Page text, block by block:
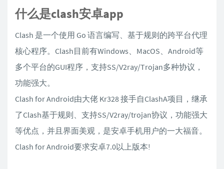
什么是clash安卓app
Clash 是一个使用 Go 语言编写、基于规则的跨平台代理
核心程序。Clash目前有Windows、MacOS、Android等
多个平台的GUI程序，支持SS/V2ray/Trojan多种协议，
功能强大。
Clash for Android由大佬 Kr328 接手自ClashA项目，继承
了Clash基于规则、支持SS/V2ray/trojan协议，功能强大
等优点，并且界面美观，是安卓手机用户的一大福音。
Clash for Android要求安卓7.0以上版本!